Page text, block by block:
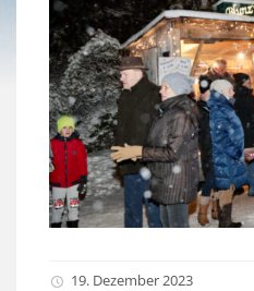
19. Dezember 2023